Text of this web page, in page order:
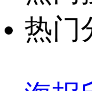
热门